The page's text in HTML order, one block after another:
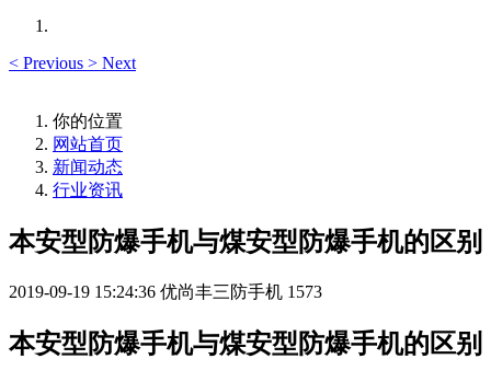
< Previous > Next
你的位置
网站首页
新闻动态
行业资讯
本安型防爆手机与煤安型防爆手机的区别
2019-09-19 15:24:36 优尚丰三防手机 1573
本安型防爆手机与煤安型防爆手机的区别